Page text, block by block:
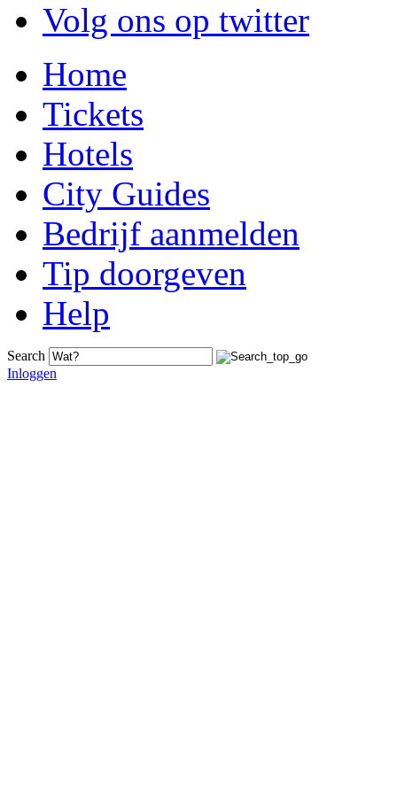
Volg ons op twitter
Home
Tickets
Hotels
City Guides
Bedrijf aanmelden
Tip doorgeven
Help
Search
Inloggen